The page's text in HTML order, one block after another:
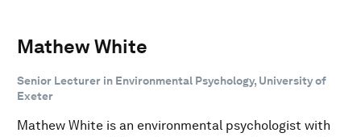
Mathew White
Senior Lecturer in Environmental Psychology, University of
Exeter
Mathew White is an environmental psychologist with